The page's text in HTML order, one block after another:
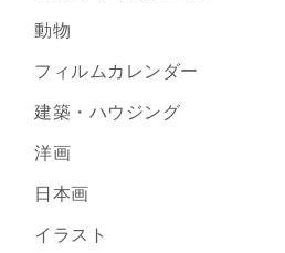
動物
フィルムカレンダー
建築・ハウジング
洋画
日本画
イラスト